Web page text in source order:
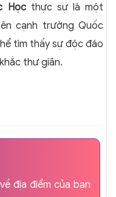
Họcthực sự là một
cạnh trường Quốc
tìm thấy sự độc đáo
thư giãn.
địa điểm của bạn